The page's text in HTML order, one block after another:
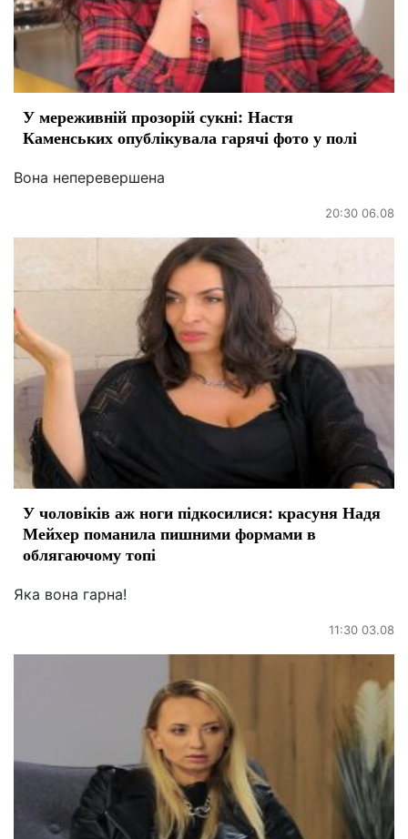
У мереживній прозорій сукні: Настя
Каменських опублікувала гарячі фото у полі
Вона неперевершена
20:30 06.08
У чоловіків аж ноги підкосилися: красуня Надя
Мейхер поманила пишними формами в
облягаючому топі
Яка вона гарна!
11:30 03.08